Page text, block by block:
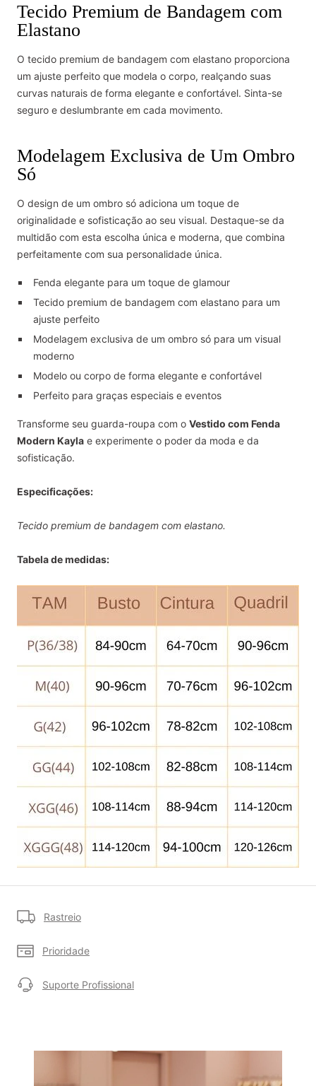
Tecido Premium de Bandagem com
Elastano
O tecido premium de bandagem com elastano proporciona
um ajuste perfeito que modela o corpo, realçando suas
curvas naturais de forma elegante e confortável. Sinta-se
seguro e deslumbrante em cada movimento.
Modelagem Exclusiva de Um Ombro
Só
O design de um ombro só adiciona um toque de
originalidade e sofisticação ao seu visual. Destaque-se da
multidão com esta escolha única e moderna, que combina
perfeitamente com sua personalidade única.
Fenda elegante para um toque de glamour
Tecido premium de bandagem com elastano para um
ajuste perfeito
Modelagem exclusiva de um ombro só para um visual
moderno
Modelo ou corpo de forma elegante e confortável
Perfeito para graças especiais e eventos
Transforme seu guarda-roupa com o Vestido com Fenda
Modern Kayla e experimente o poder da moda e da
sofisticação.
Especificações:
Tecido premium de bandagem com elastano.
Tabela de medidas:
Rastreio
Prioridade
Suporte Profissional